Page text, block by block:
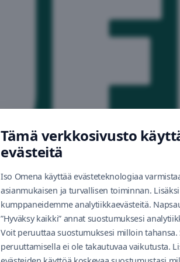
Tämä verkkosivusto
evästeitä
Iso Omena käyttää evästeteknologiaa
asianmukaisen ja turvallisen toiminnan.
kumppaneidemme analytiikkaevästeitä.
”Hyväksy kaikki” annat suostumuksesi
Voit peruuttaa suostumuksesi milloin tahansa.
peruuttamisella ei ole takautuvaa vaikutusta.